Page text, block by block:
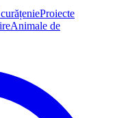
Proiecte
Animale de